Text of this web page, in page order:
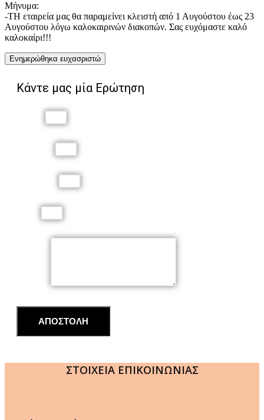
Μήνυμα:
-ΤΗ εταιρεία μας θα παραμείνει κλειστή από 1 Αυγούστου έως 23
Αυγούστου λόγω καλοκαιρινών διακοπών. Σας ευχόμαστε καλό
καλοκαίρι!!!
Ενημερώθηκα ευχασριστώ
Κάντε μας μία Ερώτηση
Μήνυμα
ΑΠΟΣΤΟΛΗ
ΣΤΟΙΧΕΙΑ ΕΠΙΚΟΙΝΩΝΙΑΣ